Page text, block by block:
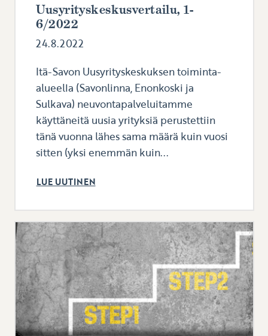
Uusyrityskeskusvertailu, 1-
6/2022
24.8.2022
Itä-Savon Uusyrityskeskuksen toiminta-
alueella (Savonlinna, Enonkoski ja
Sulkava) neuvontapalveluitamme
käyttäneitä uusia yrityksiä perustettiin
tänä vuonna lähes sama määrä kuin vuosi
sitten (yksi enemmän kuin...
LUE UUTINEN